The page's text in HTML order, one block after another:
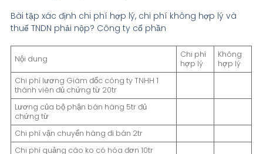
Bài tập xác định chi phí hợp lý, chi phí không hợp lý và
thuế TNDN phải nộp? Công ty cổ phần
Nội dung
Chi phí
hợp lý
Không
hợp lý
Chi phí lương Giám đốc công ty TNHH 1
thành viên đủ chứng từ 20tr
Lương của bộ phận bán hàng 5tr đủ
chứng từ
Chi phí vận chuyển hàng đi bán 2tr
Chi phí quảng cáo ko có hóa đơn 10tr